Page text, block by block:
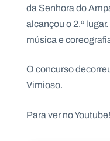
da Senhora do
alcançou o 2.º
música e
O concurso
Vimioso.
Para ver no Youtube!
L
A
C
I
O
S
a
s